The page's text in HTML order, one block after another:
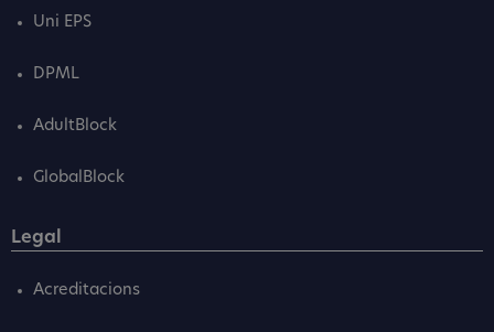
Uni EPS
DPML
AdultBlock
GlobalBlock
Legal
Acreditacions